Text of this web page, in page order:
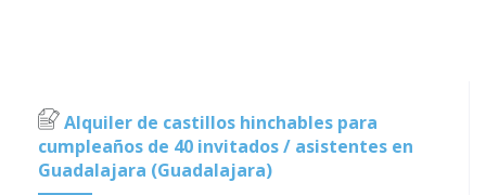
Alquiler de castillos hinchables para
cumpleaños de 40 invitados / asistentes en
Guadalajara (Guadalajara)